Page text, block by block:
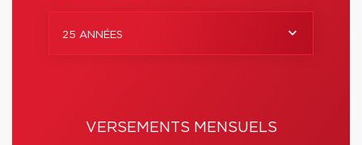
25 ANNÉES
VERSEMENTS MENSUELS